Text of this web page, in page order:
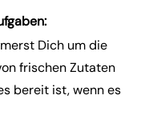
Dich um die
frischen Zutaten
bereit ist, wenn es